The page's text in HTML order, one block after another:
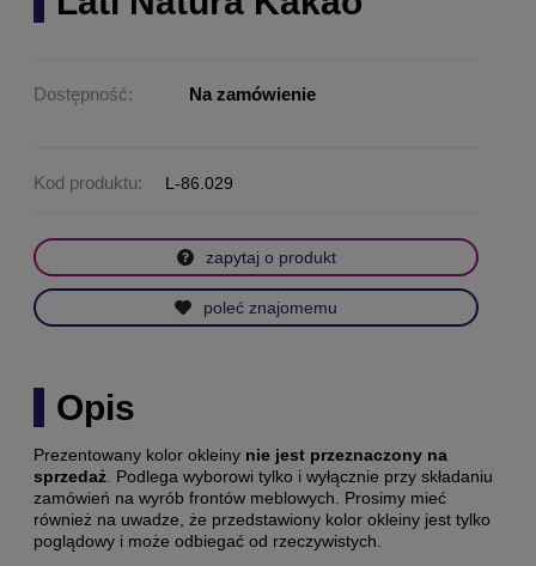
Dostępność: Na zamówienie
Kod produktu: L-86.029
zapytaj o produkt
poleć znajomemu
Opis
Prezentowany kolor okleiny nie jest przeznaczony na
sprzedaż . Podlega wyborowi tylko i wyłącznie przy składaniu
zamówień na wyrób frontów meblowych. Prosimy mieć
również na uwadze, że przedstawiony kolor okleiny jest tylko
poglądowy i może odbiegać od rzeczywistych.